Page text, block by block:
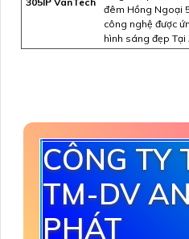
đêm Hồng Ngoại
công nghệ được
hình sáng đẹp
CÔNG TY
TM-DV
PHÁT